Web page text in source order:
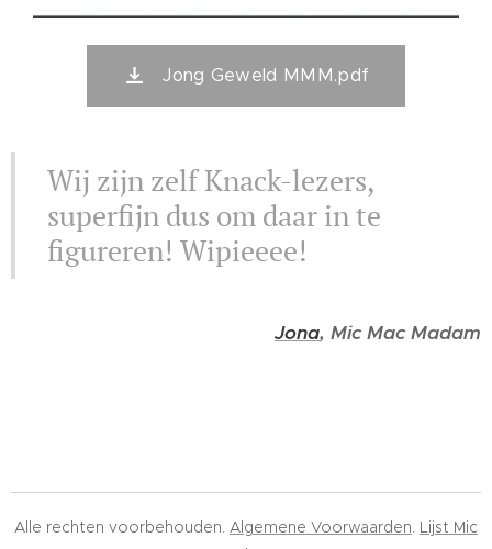
Jong Geweld MMM.pdf
Wij zijn zelf Knack-lezers,
superfijn dus om daar in te
figureren! Wipieeee!
Jona, Mic Mac Madam
Alle rechten voorbehouden. Algemene Voorwaarden. Lijst Mic